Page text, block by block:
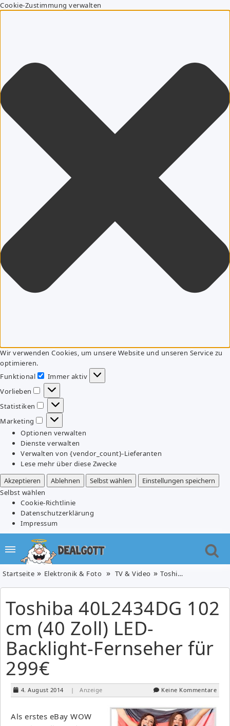
Cookie-Zustimmung verwalten
Wir verwenden Cookies, um unsere Website und unseren Service zu
optimieren.
Funktional
Funktional
Immer aktiv
Vorlieben
Vorlieben
Statistiken
Statistiken
Marketing
Marketing
Optionen verwalten
Dienste verwalten
Verwalten von {vendor_count}-Lieferanten
Lese mehr über diese Zwecke
Akzeptieren
Ablehnen Selbst wählen
Einstellungen speichern
Selbst wählen
Cookie-Richtlinie
Datenschutzerklärung
Impressum
Startseite Elektronik & Foto TV & Video Toshiba 40L2434DG 102 cm (40 Zoll) LED-Backlight-Fernseher für 299€
Toshiba 40L2434DG 102
cm (40 Zoll) LED-
Backlight-Fernseher für
299€
4. August 2014 | Anzeige Keine Kommentare
Als erstes eBay WOW